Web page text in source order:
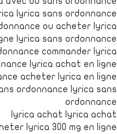
lyrica sans ordonnance
ou acheter lyrica
lyrica sans ordonnance
commander lyrica
lyrica achat en ligne
acheter lyrica en ligne
ordonnance lyrica sans
ordonnance
lyrica achat lyrica achat
lyrica 300 mg en ligne